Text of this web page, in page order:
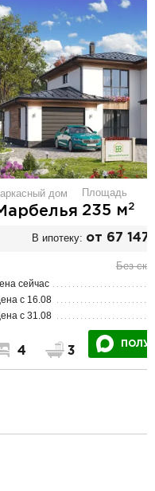
дом Площадь
235 м2
В ипотеку: от 67 147
Без
сейчас
с 16.08
с 31.08
4 3